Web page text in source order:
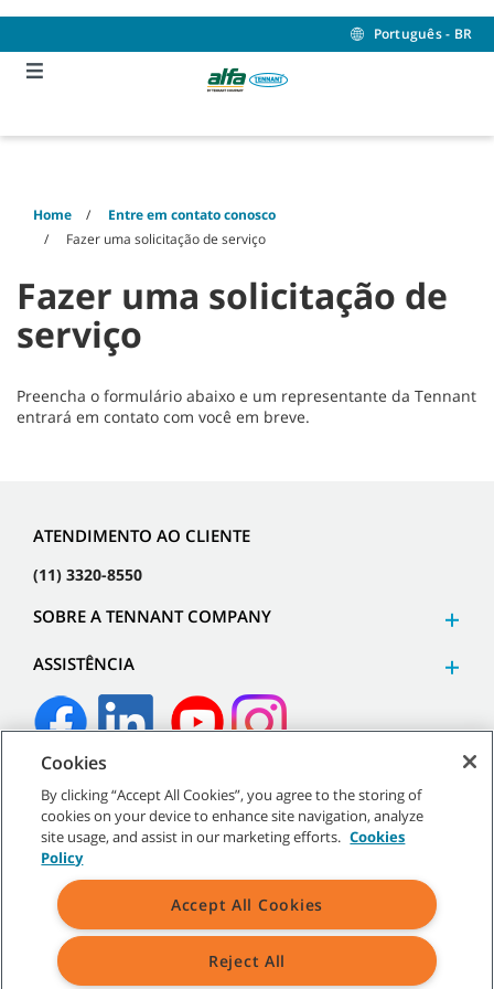
content
navigation
menu
Português - BR
Home
Entre em contato conosco
Fazer uma solicitação de serviço
Fazer uma solicitação de
serviço
Preencha o formulário abaixo e um representante da Tennant
entrará em contato com você em breve.
ATENDIMENTO AO CLIENTE
(11) 3320-8550
SOBRE A TENNANT COMPANY
ASSISTÊNCIA
©2026Tennant Company. Todos os direitos reservados.
Mapa do site Políticas gerais| Termos de uso
Termos de
venda
Todos os logotipos e marcas registradas mencionados são
Cookies
By clicking “Accept All Cookies”, you agree to the storing of
cookies on your device to enhance site navigation, analyze
site usage, and assist in our marketing efforts. Cookies
Policy
Accept All Cookies
Reject All